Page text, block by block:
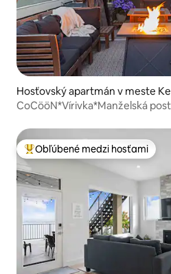
Hosťovský apartmán v meste
CoCööN*Vírivka*Manželská
Najobľúbenejšie medzi hosťami
Obľúbené medzi hosťami